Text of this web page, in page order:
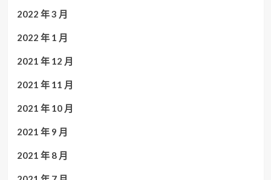
2022 年 3 月
2022 年 1 月
2021 年 12 月
2021 年 11 月
2021 年 10 月
2021 年 9 月
2021 年 8 月